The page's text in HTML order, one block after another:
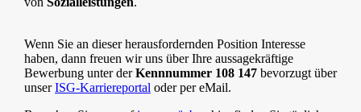
Wenn Sie an dieser herausfordernden Position Interesse
haben, dann freuen wir uns über Ihre aussagekräftige
Bewerbung unter derKennnummer 108 147 bevorzugt über
unserISG-Karriereportal oder per eMail.